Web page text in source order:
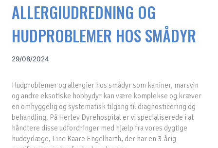
ALLERGIUDREDNING OG
HUDPROBLEMER HOS SMÅDYR
29/08/2024
Hudproblemer og allergier hos smådyr som kaniner, marsvin
og andre eksotiske hobbydyr kan være komplekse og kræver
en omhyggelig og systematisk tilgang til diagnosticering og
behandling. På Herlev Dyrehospital er vi specialiserede i at
håndtere disse udfordringer med hjælp fra vores dygtige
huddyrlæge, Line Kaare Engelharth, der har en 3-årig